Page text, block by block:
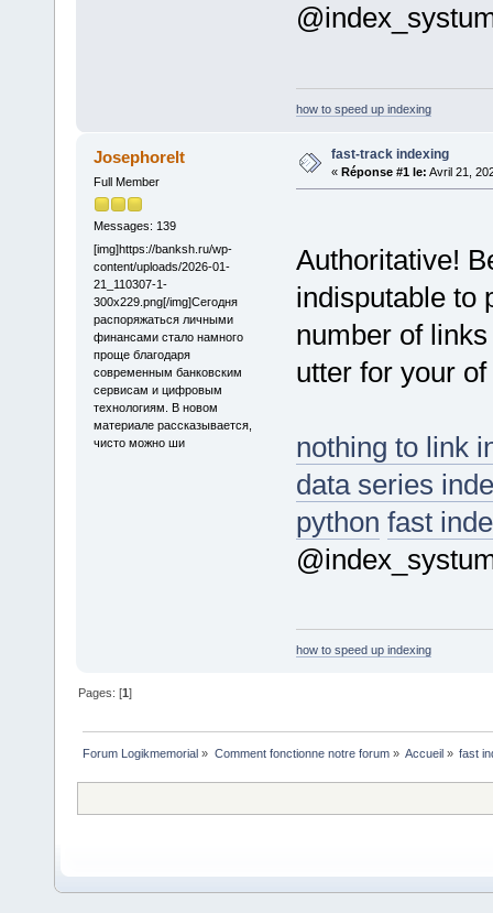
how to speed up indexing
Josephorelt
Full Member
Messages: 139
[img]https://banksh.ru/wp-
content/uploads/2026-01-
21_110307-1-
300x229.png[/img]Сегодня
распоряжаться личными
финансами стало намного
проще благодаря
современным банковским
сервисам и цифровым
технологиям. В новом
материале рассказывается,
чисто можно ши
fast-track indexing
« Réponse #1 le: Avril 21,
Authoritative!
indisputable to
number of
utter for your
nothing to link
data series
python fast
how to speed up indexing
Pages: [1]
Forum Logikmemorial » Comment fonctionne notre forum» Accueil» fast